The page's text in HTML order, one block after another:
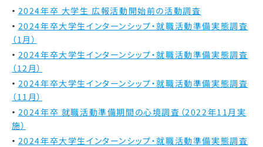
2024年卒 大学生 広報活動開始前の活動調査
2024年卒大学生インターンシップ・就職活動準備実態調査
（1月）
2024年卒大学生インターンシップ・就職活動準備実態調査
（12月）
2024年卒大学生インターンシップ・就職活動準備実態調査
（11月）
2024年卒 就職活動準備期間の心境調査（2022年11月実
施）
2024年卒大学生インターンシップ・就職活動準備実態調査